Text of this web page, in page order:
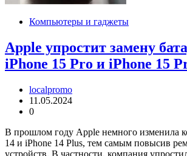
Компьютеры и гаджеты
Apple упростит замену
iPhone 15 Pro и iPhone 15
localpromo
11.05.2024
0
В прошлом году Apple немного изменила
14 и iPhone 14 Plus, тем самым повысив
устройств. В частности, компания